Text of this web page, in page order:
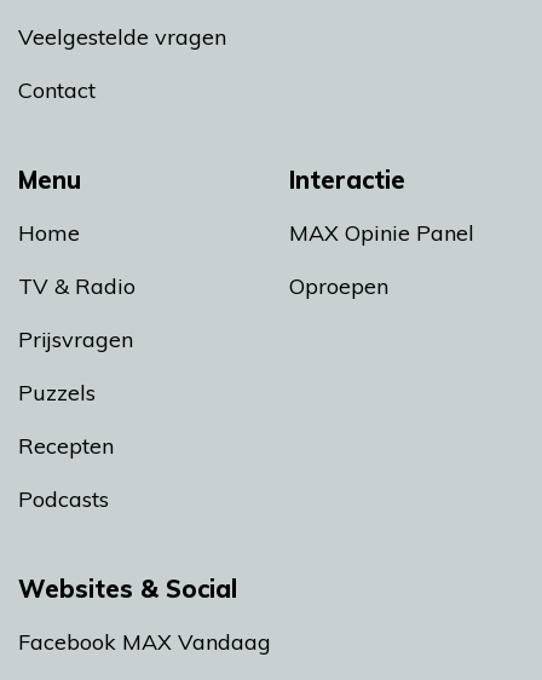
Menu
Home
TV & Radio
Prijsvragen
Puzzels
Recepten
Podcasts
Interactie
MAX Opinie Panel
Oproepen
Veelgestelde vragen
Contact
Websites & Social
Facebook MAX Vandaag